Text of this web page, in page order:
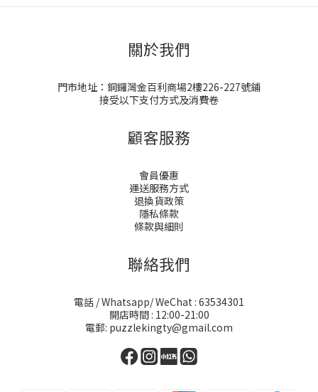
關於我們
門市地址：銅鑼灣金百利商場2樓226-227號鋪
接受以下支付方式及消費卷
顧客服務
會員優惠
運送服務方式
退換貨政策
隱私條款
條款與細則
聯絡我們
電話 / Whatsapp/ WeChat : 63534301
開店時間 : 12:00-21:00
電郵: puzzlekingty@gmail.com